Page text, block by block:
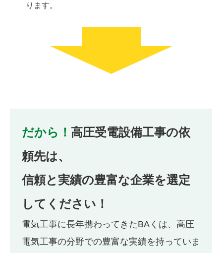
ります。
だから！ 高圧受電設備工事の依
頼先は、
信頼と実績の豊富な企業を選定
してください！
電気工事に長年携わってきたBAくは、高圧
電気工事の分野での豊富な実績を持っていま